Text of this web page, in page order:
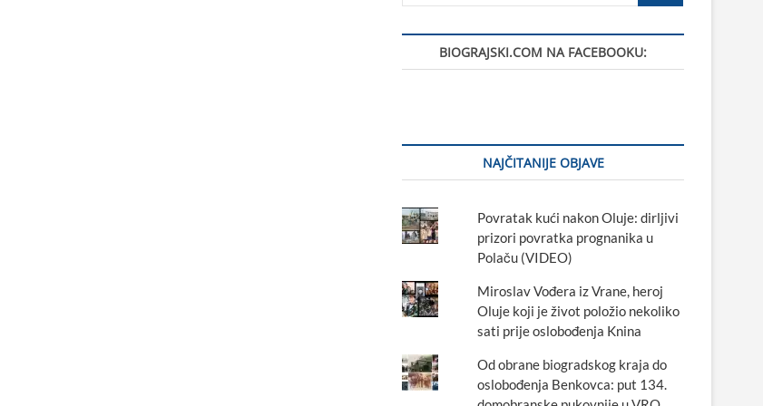
BIOGRAJSKI.COM NA FACEBOOKU:
NAJČITANIJE OBJAVE
Povratak kući nakon Oluje: dirljivi
prizori povratka prognanika u
Polaču (VIDEO)
Miroslav Vođera iz Vrane, heroj
Oluje koji je život položio nekoliko
sati prije oslobođenja Knina
Od obrane biogradskog kraja do
oslobođenja Benkovca: put 134.